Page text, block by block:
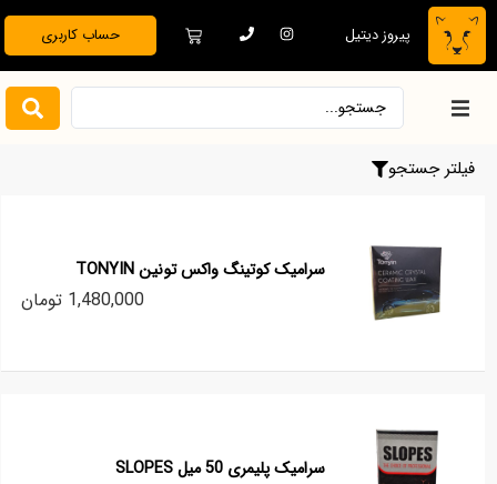
پیروز دیتیل حساب کاربری
خانه
دیتیلینگ تخصصی
نظافت و نگهداری
فیلتر جستجو
سرامیک کوتینگ واکس تونین TONYIN
1,480,000 تومان
سرامیک پلیمری 50 میل SLOPES